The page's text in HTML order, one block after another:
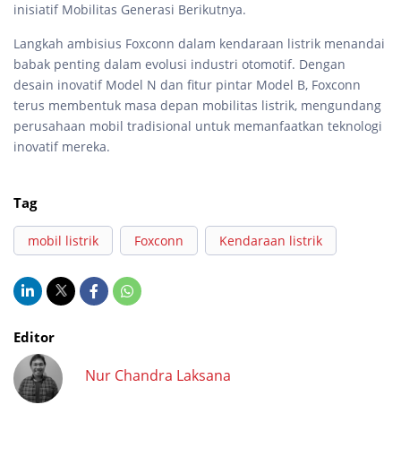
inisiatif Mobilitas Generasi Berikutnya.
Langkah ambisius Foxconn dalam kendaraan listrik menandai
babak penting dalam evolusi industri otomotif. Dengan
desain inovatif Model N dan fitur pintar Model B, Foxconn
terus membentuk masa depan mobilitas listrik, mengundang
perusahaan mobil tradisional untuk memanfaatkan teknologi
inovatif mereka.
Tag
mobil listrik Foxconn Kendaraan listrik
Editor
Nur Chandra Laksana